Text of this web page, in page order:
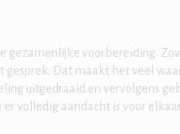
gezamenlijke voorbereiding.
Dat maakt het veel
uitgedraaid en vervolgens
volledig aandacht is voor